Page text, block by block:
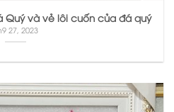
Quý và vẻ lôi cuốn của đá quý
27, 2023